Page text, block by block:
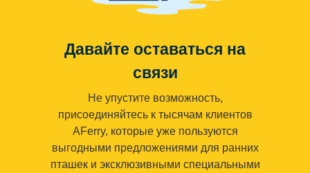
Давайте оставаться на
связи
Не упустите возможность,
присоединяйтесь к тысячам клиентов
AFerry, которые уже пользуются
выгодными предложениями для ранних
пташек и эксклюзивными специальными